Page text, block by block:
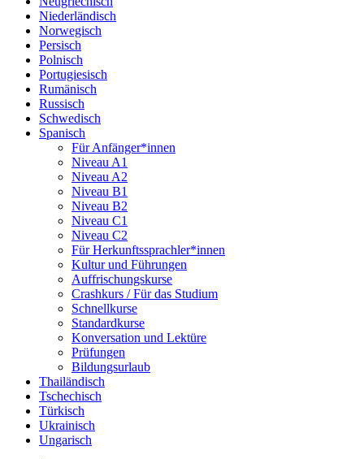
Niederländisch
Norwegisch
Persisch
Polnisch
Portugiesisch
Rumänisch
Russisch
Schwedisch
Spanisch
Für Anfänger*innen
Niveau A1
Niveau A2
Niveau B1
Niveau B2
Niveau C1
Niveau C2
Für Herkunftssprachler*innen
Kultur und Führungen
Auffrischungskurse
Crashkurs / Für das Studium
Schnellkurse
Standardkurse
Konversation und Lektüre
Prüfungen
Bildungsurlaub
Thailändisch
Tschechisch
Türkisch
Ukrainisch
Ungarisch